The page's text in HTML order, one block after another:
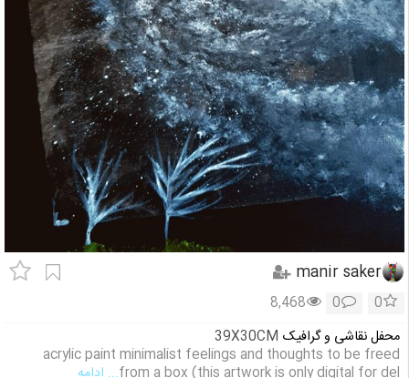
manir saker
0
0
8,468
محفل نقاشی و گرافیک 39X30CM
acrylic paint minimalist feelings and thoughts to be freed
from a box (this artwork is only digital for del... ادامه